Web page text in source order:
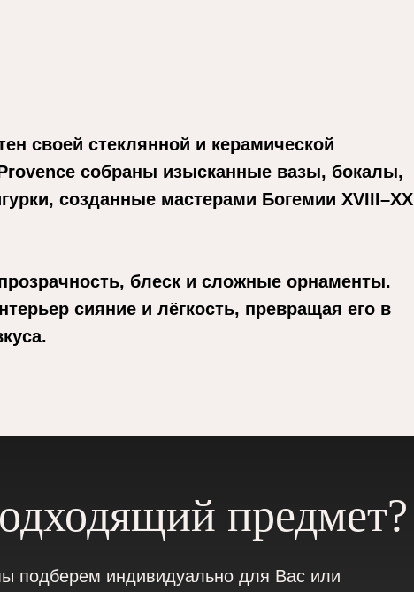
своей стеклянной и керамической
собраны изысканные вазы, бокалы,
созданные мастерами Богемии XVIII–XX
блеск и сложные орнаменты.
сияние и лёгкость, превращая его в
предмет?
подберем индивидуально для Вас или